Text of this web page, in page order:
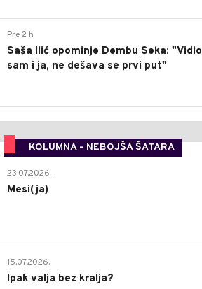
Pre 2 h
Saša Ilić opominje Dembu Seka: "Vidio
sam i ja, ne dešava se prvi put"
KOLUMNA - NEBOJŠA ŠATARA
23.07.2026.
Mesi(ja)
15.07.2026.
Ipak valja bez kralja?